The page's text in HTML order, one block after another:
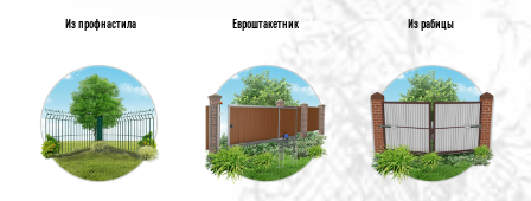
Из профнастила Евроштакетник Из рабицы